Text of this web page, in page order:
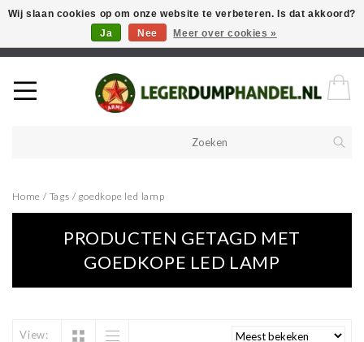
Welkom in onze webshop! Als u een product zoekt en deze niet kan
vinden in de webwinkel, neem vooral contact op!
Home / Tags / goedkope led lamp
PRODUCTEN GETAGD MET
GOEDKOPE LED LAMP
View:
Wij slaan cookies op om onze website te verbeteren. Is dat akkoord?
Ja
Nee Meer over cookies »